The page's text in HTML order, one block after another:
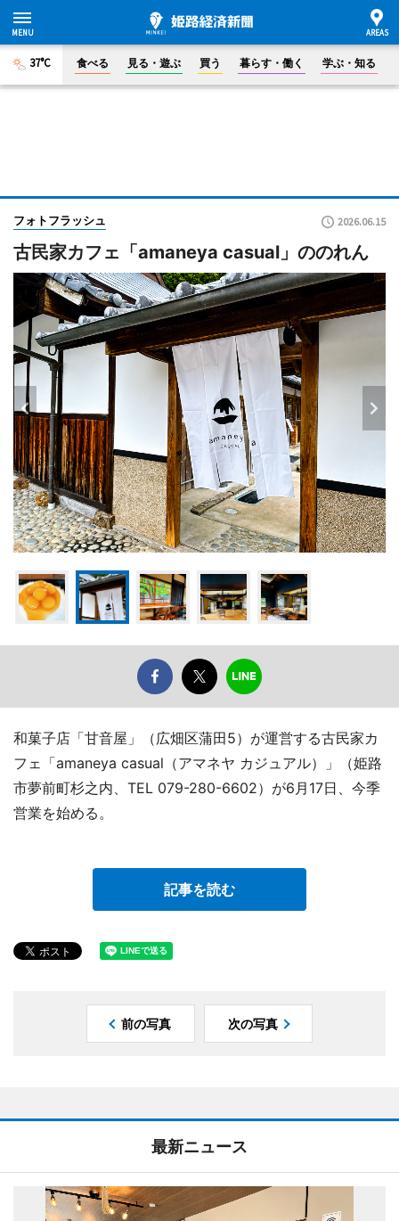
37°C 食べる 見る・遊ぶ 買う 暮らす・働く 学ぶ・知る
フォトフラッシュ 2026.06.15
古民家カフェ「amaneya casual」ののれん
和菓子店「甘音屋」（広畑区蒲田5）が運営する古民家カ
フェ「amaneya casual（アマネヤ カジュアル）」（姫路
市夢前町杉之内、TEL 079-280-6602）が6月17日、今季
営業を始める。
記事を読む
前の写真 次の写真
最新ニュース